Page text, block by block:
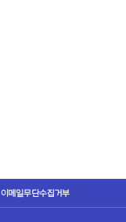
이메일무단수집거부